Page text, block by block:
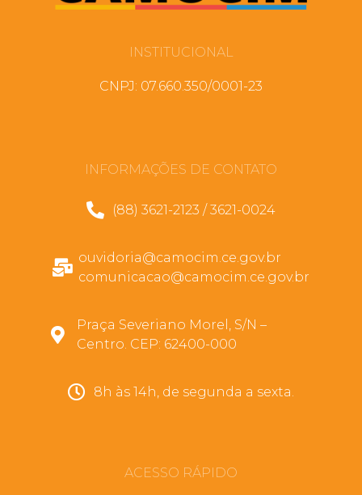
INSTITUCIONAL
CNPJ: 07.660.350/0001-23
INFORMAÇÕES DE CONTATO
(88) 3621-2123 / 3621-0024
ouvidoria@camocim.ce.gov.br
comunicacao@camocim.ce.gov.br
Praça Severiano Morel, S/N –
Centro. CEP: 62400-000
8h às 14h, de segunda a sexta.
ACESSO RÁPIDO